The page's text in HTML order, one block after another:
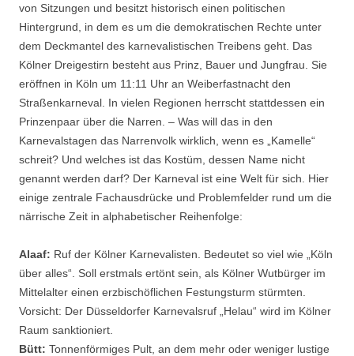
von Sitzungen und besitzt historisch einen politischen
Hintergrund, in dem es um die demokratischen Rechte unter
dem Deckmantel des karnevalistischen Treibens geht. Das
Kölner Dreigestirn besteht aus Prinz, Bauer und Jungfrau. Sie
eröffnen in Köln um 11:11 Uhr an Weiberfastnacht den
Straßenkarneval. In vielen Regionen herrscht stattdessen ein
Prinzenpaar über die Narren. – Was will das in den
Karnevalstagen das Narrenvolk wirklich, wenn es „Kamelle“
schreit? Und welches ist das Kostüm, dessen Name nicht
genannt werden darf? Der Karneval ist eine Welt für sich. Hier
einige zentrale Fachausdrücke und Problemfelder rund um die
närrische Zeit in alphabetischer Reihenfolge:
Alaaf: Ruf der Kölner Karnevalisten. Bedeutet so viel wie „Köln
über alles“. Soll erstmals ertönt sein, als Kölner Wutbürger im
Mittelalter einen erzbischöflichen Festungsturm stürmten.
Vorsicht: Der Düsseldorfer Karnevalsruf „Helau“ wird im Kölner
Raum sanktioniert.
Bütt: Tonnenförmiges Pult, an dem mehr oder weniger lustige